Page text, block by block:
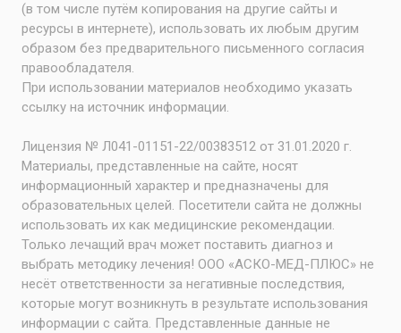
(в том числе путём копирования на другие сайты и
ресурсы в интернете), использовать их любым другим
образом без предварительного письменного согласия
правообладателя.
При использовании материалов необходимо указать
ссылку на источник информации.
Лицензия № Л041-01151-22/00383512 от 31.01.2020 г.
Материалы, представленные на сайте, носят
информационный характер и предназначены для
образовательных целей. Посетители сайта не должны
использовать их как медицинские рекомендации.
Только лечащий врач может поставить диагноз и
выбрать методику лечения! ООО «АСКО-МЕД-ПЛЮС» не
несёт ответственности за негативные последствия,
которые могут возникнуть в результате использования
информации с сайта. Представленные данные не